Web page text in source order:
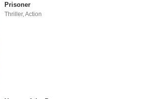
Prisoner
Thriller,Action